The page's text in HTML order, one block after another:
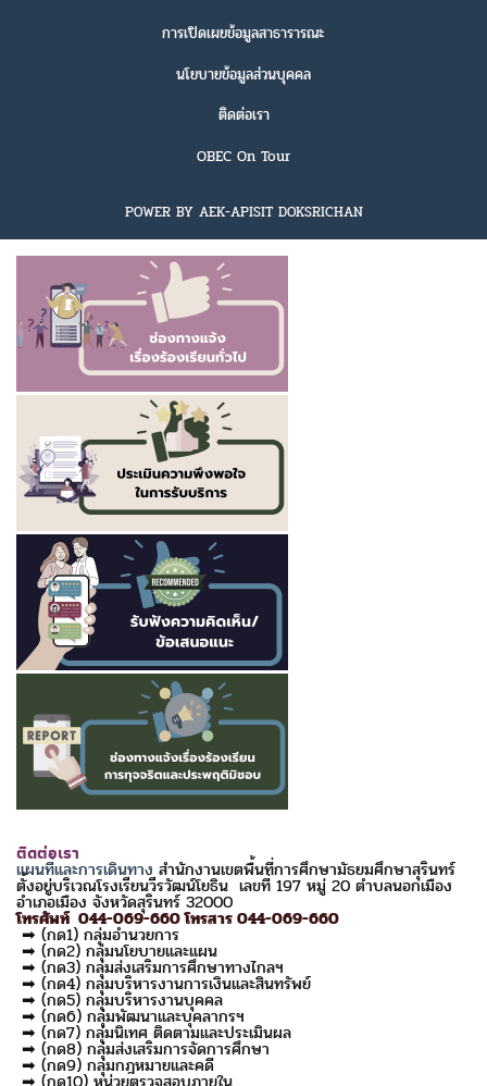
การเปิดเผยข้อมูลสาธารารณะ
นโยบายข้อมูลส่วนบุคคล
ติดต่อเรา
OBEC On Tour
POWER BY AEK-APISIT DOKSRICHAN
ติดต่อเรา
แผนที่และการเดินทางสำนักงานเขตพื้นที่การศึกษามัธยมศึกษาสุรินทร์
ตั้งอยู่บริเวณโรงเรียนวีรวัฒน์โยธิน เลขที่ 197 หมู่ 20 ตำบลนอกเมือง
อำเภอเมือง จังหวัดสุรินทร์ 32000
โทรศัพท์ 044-069-660 โทรสาร 044-069-660
➡ (กด1) กลุ่มอำนวยการ
➡ (กด2) กลุ่มนโยบายและแผน
➡ (กด3) กลุ่มส่งเสริมการศึกษาทางไกลฯ
➡ (กด4) กลุ่มบริหารงานการเงินและสินทรัพย์
➡ (กด5) กลุ่มบริหารงานบุคคล
➡ (กด6) กลุ่มพัฒนาและบุคลากรฯ
➡ (กด7) กลุ่มนิเทศ ติดตามและประเมินผล
➡ (กด8) กลุ่มส่งเสริมการจัดการศึกษา
➡ (กด9) กลุ่มกฎหมายและคดี